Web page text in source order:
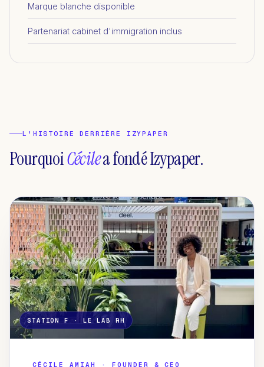
Marque blanche disponible
Partenariat cabinet d'immigration inclus
L'HISTOIRE DERRIÈRE IZYPAPER
PourquoiCécilea fondé Izypaper.
STATION F · LE LAB RH
CÉCILE AMIAH · FOUNDER & CEO